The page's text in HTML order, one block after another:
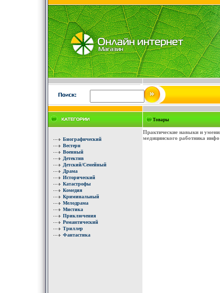
Биографический
Вестерн
Военный
Детектив
Детский/Семейный
Драма
Исторический
Катастрофы
Комедия
Криминальный
Мелодрама
Мистика
Приключения
Романтический
Триллер
Фантастика
Товары
Практические навыки и
медицинского работника